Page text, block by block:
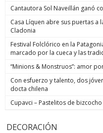
Cantautora Sol Naveillán ganó
Casa Líquen abre sus puertas
Cladonia
Festival Folclórico en la
marcado por la cueca y las
“Minions & Monstruos”: amor
Con esfuerzo y talento, dos
docta chilena
Cupavci – Pastelitos de bizcocho
DECORACIÓN